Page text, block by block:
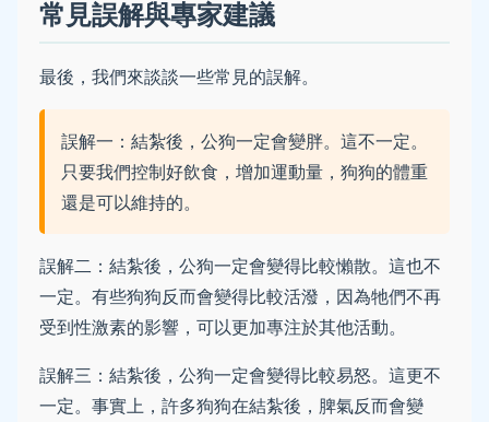
常見誤解與專家建議
最後，我們來談談一些常見的誤解。
誤解一：結紮後，公狗一定會變胖。這不一定。
只要我們控制好飲食，增加運動量，狗狗的體重
還是可以維持的。
誤解二：結紮後，公狗一定會變得比較懶散。這也不
一定。有些狗狗反而會變得比較活潑，因為牠們不再
受到性激素的影響，可以更加專注於其他活動。
誤解三：結紮後，公狗一定會變得比較易怒。這更不
一定。事實上，許多狗狗在結紮後，脾氣反而會變